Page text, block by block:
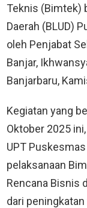
Teknis (Bimtek)
Daerah (BLUD)
oleh Penjabat
Banjar,
Banjarbaru,
Kegiatan yang
Oktober 2025
UPT
pelaksanaan
Rencana Bisnis
dari